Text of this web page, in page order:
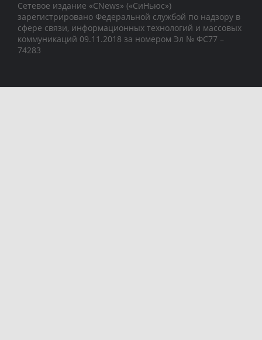
Сетевое издание «CNews» («СиНьюс»)
зарегистрировано Федеральной службой по надзору в
сфере связи, информационных технологий и массовых
коммуникаций 09.11.2018 за номером Эл № ФС77 –
74283